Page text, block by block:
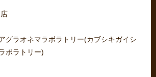
ラオネマラボラトリー(カブシキガイシ
ボラトリー)